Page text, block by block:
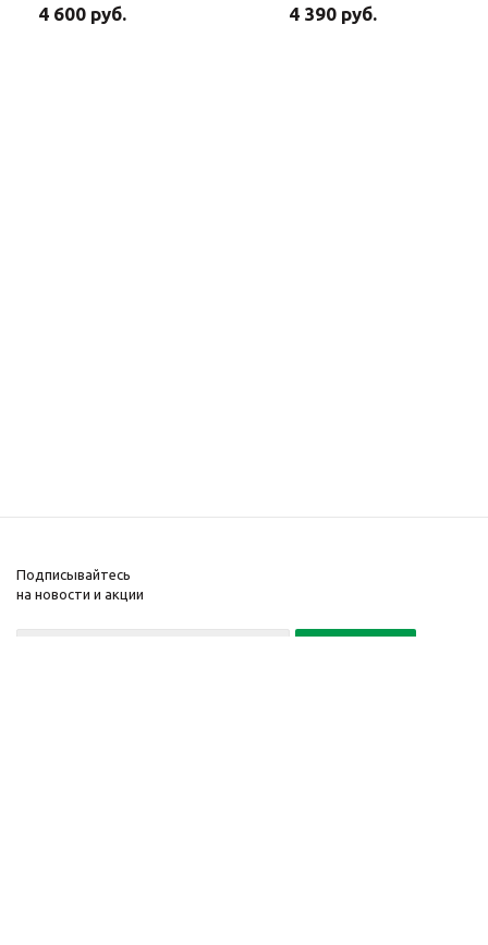
4 600 руб. 4 390 руб.
Подписывайтесь
на новости и акции